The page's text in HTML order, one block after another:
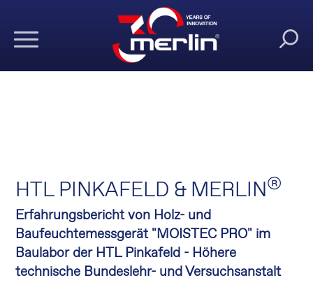
HTL PINKAFELD & MERLIN®
Erfahrungsbericht von Holz- und
Baufeuchtemessgerät "MOISTEC PRO" im
Baulabor der HTL Pinkafeld - Höhere
technische Bundeslehr- und Versuchsanstalt